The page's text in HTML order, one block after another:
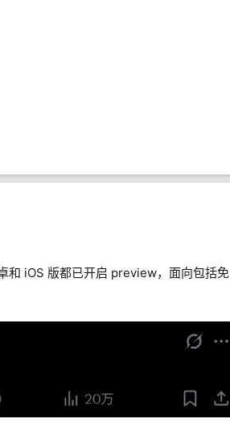
和 iOS 版都已开启 preview，面向包括免